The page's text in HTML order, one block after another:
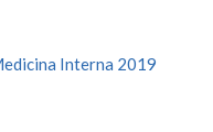
Interna 2019